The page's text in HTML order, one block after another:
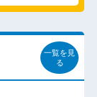
一覧を見
る